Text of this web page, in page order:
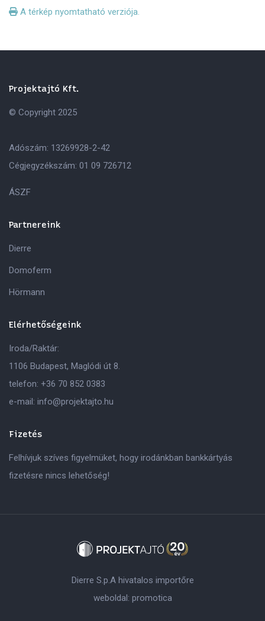
A térkép nyomtatható verziója.
Projektajtó Kft.
© Copyright 2025
Adószám: 13269928-2-42
Cégjegyzékszám: 01 09 726712
ÁSZF
Partnereink
Dierre
Domoferm
Hörmann
Elérhetőségeink
Iroda/Raktár:
1106 Budapest, Maglódi út 8.
telefon: +36 70 852 0383
e-mail: info@projektajto.hu
Fizetés
Felhívjuk szíves figyelmüket, hogy irodánkban bankkártyás
fizetésre nincs lehetőség!
Dierre S.p.A hivatalos importőre
weboldal: promotica